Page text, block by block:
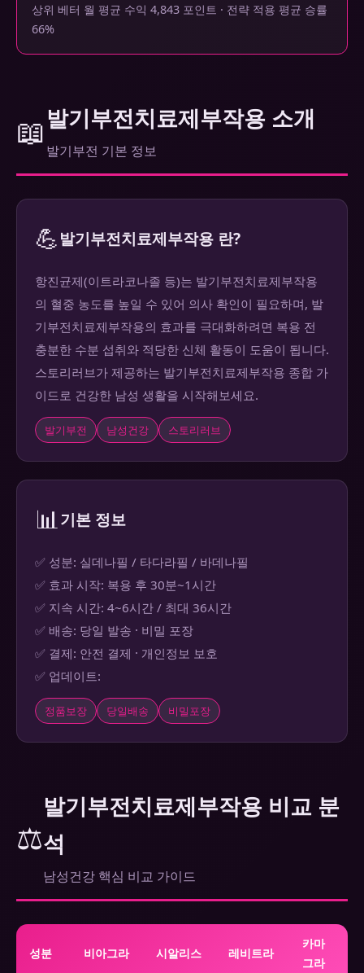
상위 베터 월 평균 수익 4,843 포인트 · 전략 적용 평균 승률
66%
📖발기부전치료제부작용 소개
발기부전 기본 정보
💪발기부전치료제부작용 란?
항진균제(이트라코나졸 등)는 발기부전치료제부작용
의 혈중 농도를 높일 수 있어 의사 확인이 필요하며, 발
기부전치료제부작용의 효과를 극대화하려면 복용 전
충분한 수분 섭취와 적당한 신체 활동이 도움이 됩니다.
스토리러브가 제공하는 발기부전치료제부작용 종합 가
이드로 건강한 남성 생활을 시작해보세요.
발기부전 남성건강 스토리러브
📊기본 정보
✅ 성분: 실데나필 / 타다라필 / 바데나필
✅ 효과 시작: 복용 후 30분~1시간
✅ 지속 시간: 4~6시간 / 최대 36시간
✅ 배송: 당일 발송 · 비밀 포장
✅ 결제: 안전 결제 · 개인정보 보호
✅ 업데이트:
정품보장 당일배송 비밀포장
⚖️
발기부전치료제부작용 비교 분
석
남성건강 핵심 비교 가이드
성분 비아그라 시알리스 레비트라
카마
그라